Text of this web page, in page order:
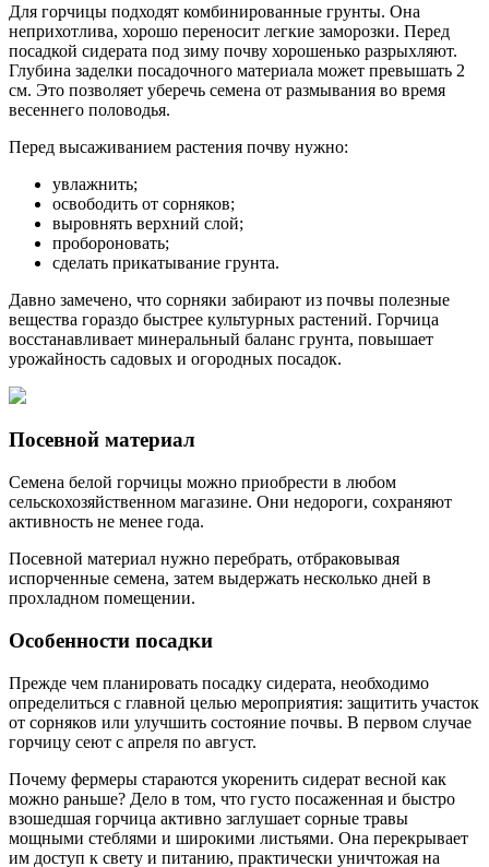
Для горчицы подходят комбинированные грунты. Она
неприхотлива, хорошо переносит легкие заморозки. Перед
посадкой сидерата под зиму почву хорошенько разрыхляют.
Глубина заделки посадочного материала может превышать 2
см. Это позволяет уберечь семена от размывания во время
весеннего половодья.
Перед высаживанием растения почву нужно:
увлажнить;
освободить от сорняков;
выровнять верхний слой;
пробороновать;
сделать прикатывание грунта.
Давно замечено, что сорняки забирают из почвы полезные
вещества гораздо быстрее культурных растений. Горчица
восстанавливает минеральный баланс грунта, повышает
урожайность садовых и огородных посадок.
Посевной материал
Семена белой горчицы можно приобрести в любом
сельскохозяйственном магазине. Они недороги, сохраняют
активность не менее года.
Посевной материал нужно перебрать, отбраковывая
испорченные семена, затем выдержать несколько дней в
прохладном помещении.
Особенности посадки
Прежде чем планировать посадку сидерата, необходимо
определиться с главной целью мероприятия: защитить участок
от сорняков или улучшить состояние почвы. В первом случае
горчицу сеют с апреля по август.
Почему фермеры стараются укоренить сидерат весной как
можно раньше? Дело в том, что густо посаженная и быстро
взошедшая горчица активно заглушает сорные травы
мощными стеблями и широкими листьями. Она перекрывает
им доступ к свету и питанию, практически уничтожая на